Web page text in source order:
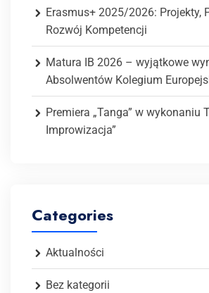
Erasmus+ 2025/2026: Projekty,
Rozwój Kompetencji
Matura IB 2026 – wyjątkowe
Absolwentów Kolegium
Premiera „Tanga” w wykonaniu
Improwizacja”
Categories
Aktualności
Bez kategorii